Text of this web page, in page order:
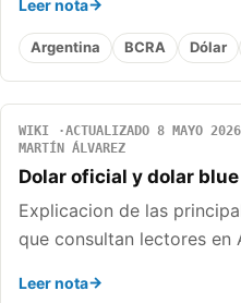
Leer nota
Argentina BCRA Dólar
WIKI ACTUALIZADO 8 MAYO 2026
MARTÍN ÁLVAREZ
Dolar oficial y dolar blue
Explicacion de las
que consultan lectores en
Leer nota